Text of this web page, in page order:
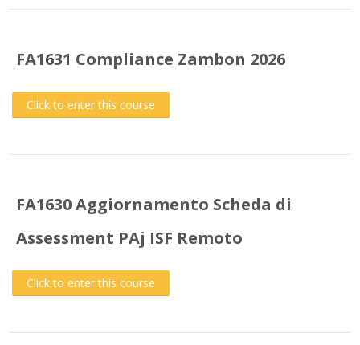
FA1631 Compliance Zambon 2026
Click to enter this course
FA1630 Aggiornamento Scheda di
Assessment PAj ISF Remoto
Click to enter this course